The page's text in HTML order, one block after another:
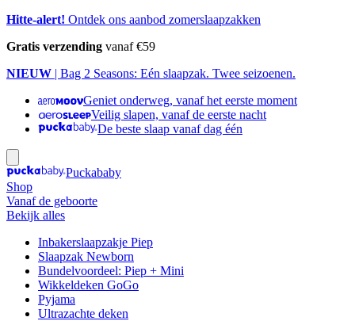
Hitte-alert! Ontdek ons aanbod zomerslaapzakken
Gratis verzending vanaf €59
NIEUW | Bag 2 Seasons: Eén slaapzak. Twee seizoenen.
Geniet onderweg, vanaf het eerste moment
Veilig slapen, vanaf de eerste nacht
De beste slaap vanaf dag één
Puckababy
Shop
Vanaf de geboorte
Bekijk alles
Inbakerslaapzakje Piep
Slaapzak Newborn
Bundelvoordeel: Piep + Mini
Wikkeldeken GoGo
Pyjama
Ultrazachte deken